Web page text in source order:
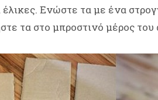
έλικες. Ενώστε τα με ένα
τα στο μπροστινό μέρος